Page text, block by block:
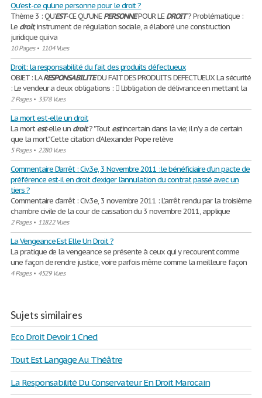
Qu'est-ce qu'une personne pour le droit ?
Thème 3 : QU'EST-CE QU'UNEPERSONNEPOUR LEDROIT? Problématique :
Le droit, instrument de régulation sociale, a élaboré une construction
juridique qui va
10 Pages• 1104 Vues
Droit: la responsabilité du fait des produits défectueux
OBJET : LARESPONSABILITEDU FAIT DES PRODUITS DEFECTUEUX La sécurité
: Le vendeur a deux obligations :  L’obligation de délivrance en mettant la
2 Pages• 3378 Vues
La mort est-elle un droit
La mortest-elle un droit? "Toutestincertain dans la vie; il n'y a de certain
que la mort." Cette citation d’Alexander Pope relève
5 Pages• 2280 Vues
Commentaire D'arrêt : Civ.3e, 3 Novembre 2011 :le bénéficiaire d’un pacte de
préférence est-il en droit d’exiger l’annulation du contrat passé avec un
tiers ?
Commentaire d’arrêt : Civ.3e, 3 novembre 2011 : L’arrêt rendu par la troisième
chambre civile de la cour de cassation du 3 novembre 2011, applique
2 Pages• 11822 Vues
La Vengeance Est Elle Un Droit ?
La pratique de la vengeance se présente à ceux qui y recourent comme
une façon de rendre justice, voire parfois même comme la meilleure façon
4 Pages• 4529 Vues
Sujets similaires
Eco Droit Devoir 1 Cned
Tout Est Langage Au Théâtre
La Responsabilité Du Conservateur En Droit Marocain